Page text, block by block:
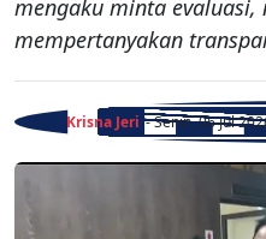
mengaku minta evaluasi,
mempertanyakan
Krisna Jeri - Senin, 06 Jul